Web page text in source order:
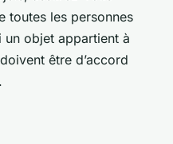
toutes les personnes
un objet appartient à
être d’accord